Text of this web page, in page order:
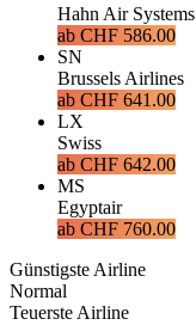
Hahn Air Systems
ab CHF 586.00
SN
Brussels Airlines
ab CHF 641.00
LX
Swiss
ab CHF 642.00
MS
Egyptair
ab CHF 760.00
Günstigste Airline
Normal
Teuerste Airline